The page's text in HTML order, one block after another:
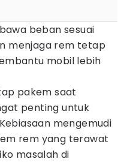
beban sesuai
menjaga rem tetap
mobil lebih
pakem saat
penting untuk
mengemudi
rem yang terawat
masalah di